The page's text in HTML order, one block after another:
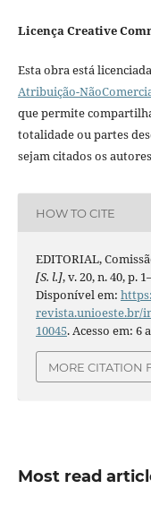
Licença Creative
Esta obra está
Atribuição-
que permite
totalidade ou partes
sejam citados os
HOW TO CITE
EDITORIAL,
[S. l.], v. 20, n. 40, p.
Disponível em:
revista.unioeste.br/
10045. Acesso em: 6
MORE CITATION
Most read